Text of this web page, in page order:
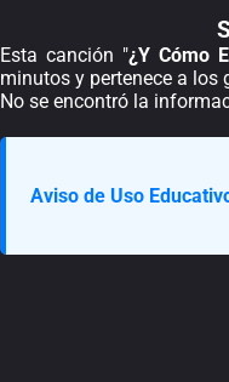
Esta canción "¿Y Cómo
minutos y pertenece a los
No se encontró la
Aviso de Uso